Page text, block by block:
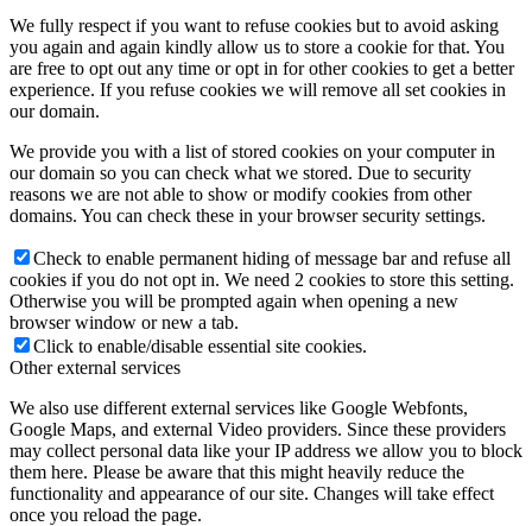
We fully respect if you want to refuse cookies but to avoid asking
you again and again kindly allow us to store a cookie for that. You
are free to opt out any time or opt in for other cookies to get a better
experience. If you refuse cookies we will remove all set cookies in
our domain.
We provide you with a list of stored cookies on your computer in
our domain so you can check what we stored. Due to security
reasons we are not able to show or modify cookies from other
domains. You can check these in your browser security settings.
Check to enable permanent hiding of message bar and refuse all
cookies if you do not opt in. We need 2 cookies to store this setting.
Otherwise you will be prompted again when opening a new
browser window or new a tab.
Click to enable/disable essential site cookies.
Other external services
We also use different external services like Google Webfonts,
Google Maps, and external Video providers. Since these providers
may collect personal data like your IP address we allow you to block
them here. Please be aware that this might heavily reduce the
functionality and appearance of our site. Changes will take effect
once you reload the page.